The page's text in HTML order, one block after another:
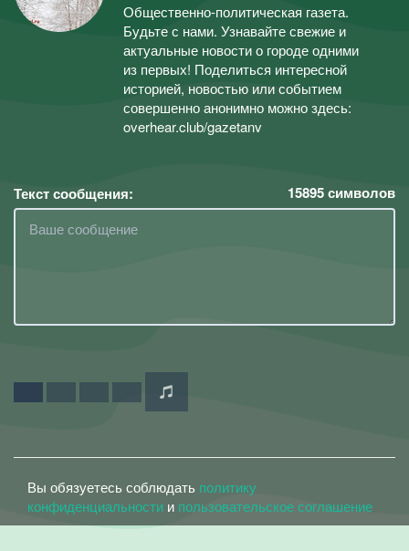
Общественно-политическая газета.
Будьте с нами. Узнавайте свежие и
актуальные новости о городе одними
из первых! Поделиться интересной
историей, новостью или событием
совершенно анонимно можно здесь:
overhear.club/gazetanv
Текст сообщения: 15895символов
Вы обязуетесь соблюдать политику
конфиденциальности и пользовательское соглашение